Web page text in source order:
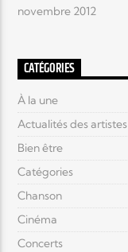
novembre 2012
CATÉGORIES
À la une
Actualités des artistes
Bien être
Catégories
Chanson
Cinéma
Concerts